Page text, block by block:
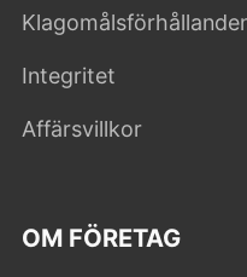
Integritet
Affärsvillkor
OM FÖRETAG